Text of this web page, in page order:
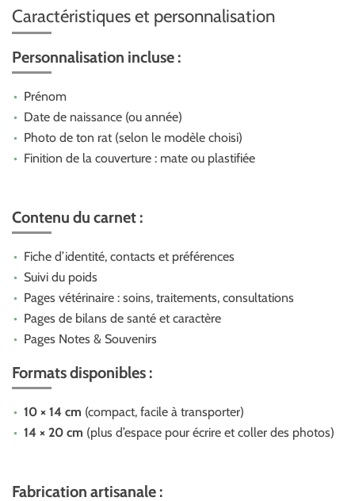
Caractéristiques et personnalisation
Personnalisation incluse :
Prénom
Date de naissance (ou année)
Photo de ton rat (selon le modèle choisi)
Finition de la couverture : mate ou plastifiée
Contenu du carnet :
Fiche d’identité, contacts et préférences
Suivi du poids
Pages vétérinaire : soins, traitements, consultations
Pages de bilans de santé et caractère
Pages Notes & Souvenirs
Formats disponibles :
10 × 14 cm (compact, facile à transporter)
14 × 20 cm (plus d’espace pour écrire et coller des photos)
Fabrication artisanale :